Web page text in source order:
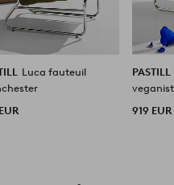
Luca fauteuil
PASTILL
919 EUR